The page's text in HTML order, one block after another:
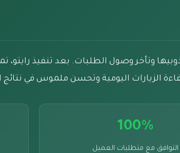
وتأخر وصول الطلبات. بعد تنفيذ رايتو،
الزيارات اليومية وتحسن ملموس في نتائج
100%
التوافق مع متطلبات العميل